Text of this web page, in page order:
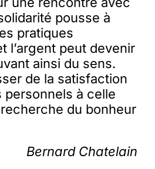
pousse à
pratiques
l’argent peut devenir
ainsi du sens.
de la satisfaction
personnels à celle
du bonheur
Bernard Chatelain